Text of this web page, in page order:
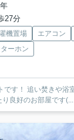
27分
機置場 エアコン
ーホン
、独立洗面台
日当たり良好のお部屋です(...